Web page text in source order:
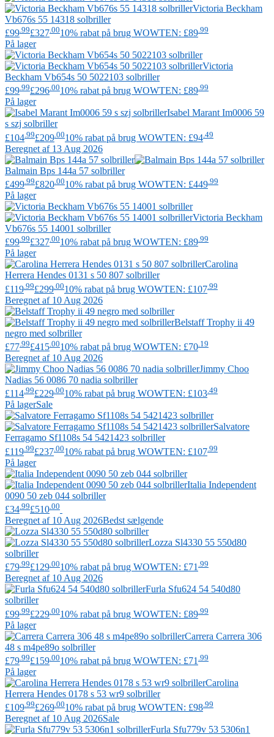
Victoria Beckham
Vb676s 55 14318 solbriller
£99 .99£327 .0010% rabat på brug WOWTEN: £89 .99
På lager
Victoria
Beckham Vb654s 50 5022103 solbriller
£99.99£296.0010% rabat på brug WOWTEN: £89.99
På lager
Isabel MarantIm0006 59
s szj solbriller
£104 .99£209 .0010% rabat på brug WOWTEN: £94 .49
Beregnet af 13 Aug 2026
Balmain Bps 144a 57 solbriller
£499 .99£820 .0010% rabat på brug WOWTEN: £449 .99
På lager
Victoria Beckham
Vb676s 55 14001 solbriller
£99.99£327.0010% rabat på brug WOWTEN: £89.99
På lager
Carolina
Herrera Hendes 0131 s 50 807 solbriller
£119 .99£299 .0010% rabat på brug WOWTEN: £107 .99
Beregnet af 10 Aug 2026
BelstaffTrophy ii 49
negro med solbriller
£77 .99£415 .0010% rabat på brug WOWTEN: £70 .19
Beregnet af 10 Aug 2026
Jimmy Choo
Nadias 56 0086 70 nadia solbriller
£114.99£229.0010% rabat på brug WOWTEN: £103.49
På lagerSale
Salvatore
Ferragamo Sf1108s 54 5421423 solbriller
£119 .99£237 .0010% rabat på brug WOWTEN: £107 .99
På lager
Italia Independent
0090 50 zeb 044 solbriller
£34 .99£510 .00
Beregnet af 10 Aug 2026Bedst sælgende
Lozza Sl4330 55 550d80
solbriller
£79.99£129.0010% rabat på brug WOWTEN: £71 .99
Beregnet af 10 Aug 2026
Furla Sfu624 54 540d80
solbriller
£99 .99£229 .0010% rabat på brug WOWTEN: £89 .99
På lager
Carrera Carrera 306
48 s m4pe89o solbriller
£79 .99£159 .0010% rabat på brug WOWTEN: £71 .99
På lager
Carolina
Herrera Hendes 0178 s 53 wr9 solbriller
£109.99£269.0010% rabat på brug WOWTEN: £98.99
Beregnet af 10 Aug 2026Sale
Furla Sfu779v 53 5306n1